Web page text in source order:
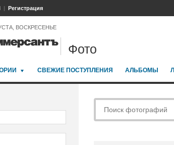
Регистрация
ВОСКРЕСЕНЬЕ
Фото
СВЕЖИЕ ПОСТУПЛЕНИЯ АЛЬБОМЫ